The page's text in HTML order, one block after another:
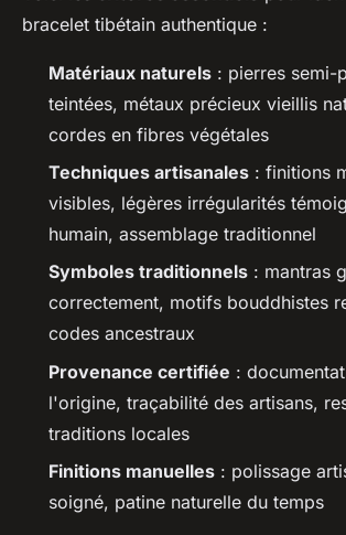
bracelet tibétain authentique :
Matériaux naturels : pierres semi-
teintées, métaux précieux vieillis
cordes en fibres végétales
Techniques artisanales : finitions
visibles, légères irrégularités
humain, assemblage traditionnel
Symboles traditionnels : mantras
correctement, motifs bouddhistes
codes ancestraux
Provenance certifiée :
l'origine, traçabilité des artisans,
traditions locales
Finitions manuelles : polissage
soigné, patine naturelle du temps